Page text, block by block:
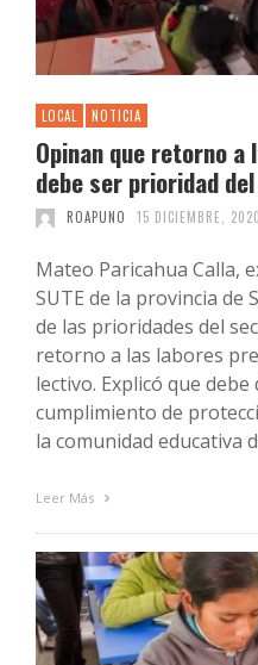
LOCAL NOTICIA
Opinan que retorno
debe ser prioridad
ROAPUNO 15 DICIEMBRE, 2020
Mateo Paricahua Calla,
SUTE de la provincia de
de las prioridades del
retorno a las labores
lectivo. Explicó que
cumplimiento de
la comunidad educativa
Leer Más